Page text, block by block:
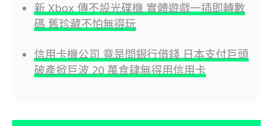
新 Xbox 傳不設光碟機 實體遊戲一插即轉數
碼 舊珍藏不怕無得玩
信用卡機公司 竟是問銀行借錢 日本支付巨頭
破產掀巨波 20 萬食肆無得用信用卡